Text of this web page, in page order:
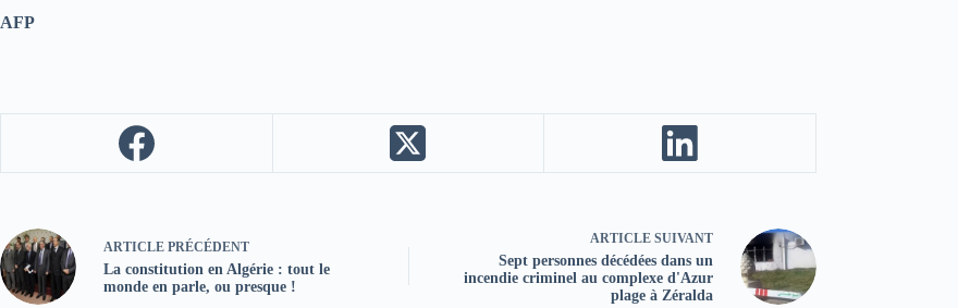
AFP
ARTICLE PRÉCÉDENT
La constitution en Algérie : tout le
monde en parle, ou presque !
ARTICLE SUIVANT
Sept personnes décédées dans un
incendie criminel au complexe d'Azur
plage à Zéralda